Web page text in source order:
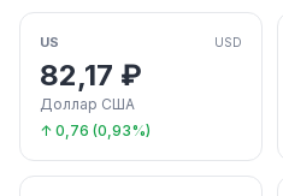
US USD
82,17 ₽
Доллар США
↑ 0,76 (0,93%)